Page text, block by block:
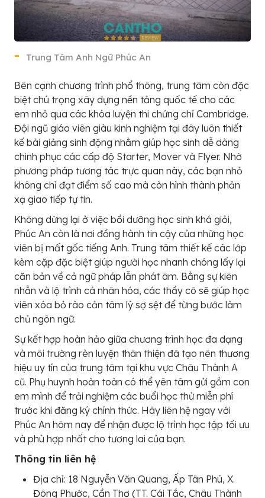
Trung Tâm Anh Ngữ Phúc An
Bên cạnh chương trình phổ thông, trung tâm còn đặc
biệt chú trọng xây dựng nền tảng quốc tế cho các
em nhỏ qua các khóa luyện thi chứng chỉ Cambridge.
Đội ngũ giáo viên giàu kinh nghiệm tại đây luôn thiết
kế bài giảng sinh động nhằm giúp học sinh dễ dàng
chinh phục các cấp độ Starter, Mover và Flyer. Nhờ
phương pháp tương tác trực quan này, các bạn nhỏ
không chỉ đạt điểm số cao mà còn hình thành phản
xạ giao tiếp tự tin.
Không dừng lại ở việc bồi dưỡng học sinh khá giỏi,
Phúc An còn là nơi đồng hành tin cậy của những học
viên bị mất gốc tiếng Anh. Trung tâm thiết kế các lớp
kèm cặp đặc biệt giúp người học nhanh chóng lấy lại
căn bản về cả ngữ pháp lẫn phát âm. Bằng sự kiên
nhẫn và lộ trình cá nhân hóa, các thầy cô sẽ giúp học
viên xóa bỏ rào cản tâm lý sợ sệt để từng bước làm
chủ ngôn ngữ.
Sự kết hợp hoàn hảo giữa chương trình học đa dạng
và môi trường rèn luyện thân thiện đã tạo nên thương
hiệu uy tín của trung tâm tại khu vực Châu Thành A
cũ. Phụ huynh hoàn toàn có thể yên tâm gửi gắm con
em mình để trải nghiệm các buổi học thử miễn phí
trước khi đăng ký chính thức. Hãy liên hệ ngay với
Phúc An hôm nay để nhận được lộ trình học tập tối ưu
và phù hợp nhất cho tương lai của bạn.
Thông tin liên hệ
Địa chỉ: 18 Nguyễn Văn Quang, Ấp Tân Phú, X.
Đông Phước, Cần Thơ (TT. Cái Tắc, Châu Thành